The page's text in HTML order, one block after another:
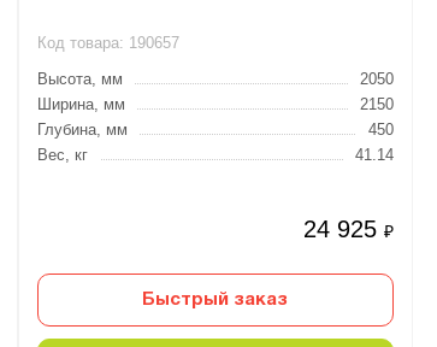
Код товара: 190657
Высота, мм
2050
Ширина, мм
2150
Глубина, мм
450
Вес, кг
41.14
24 925 ₽
Быстрый заказ